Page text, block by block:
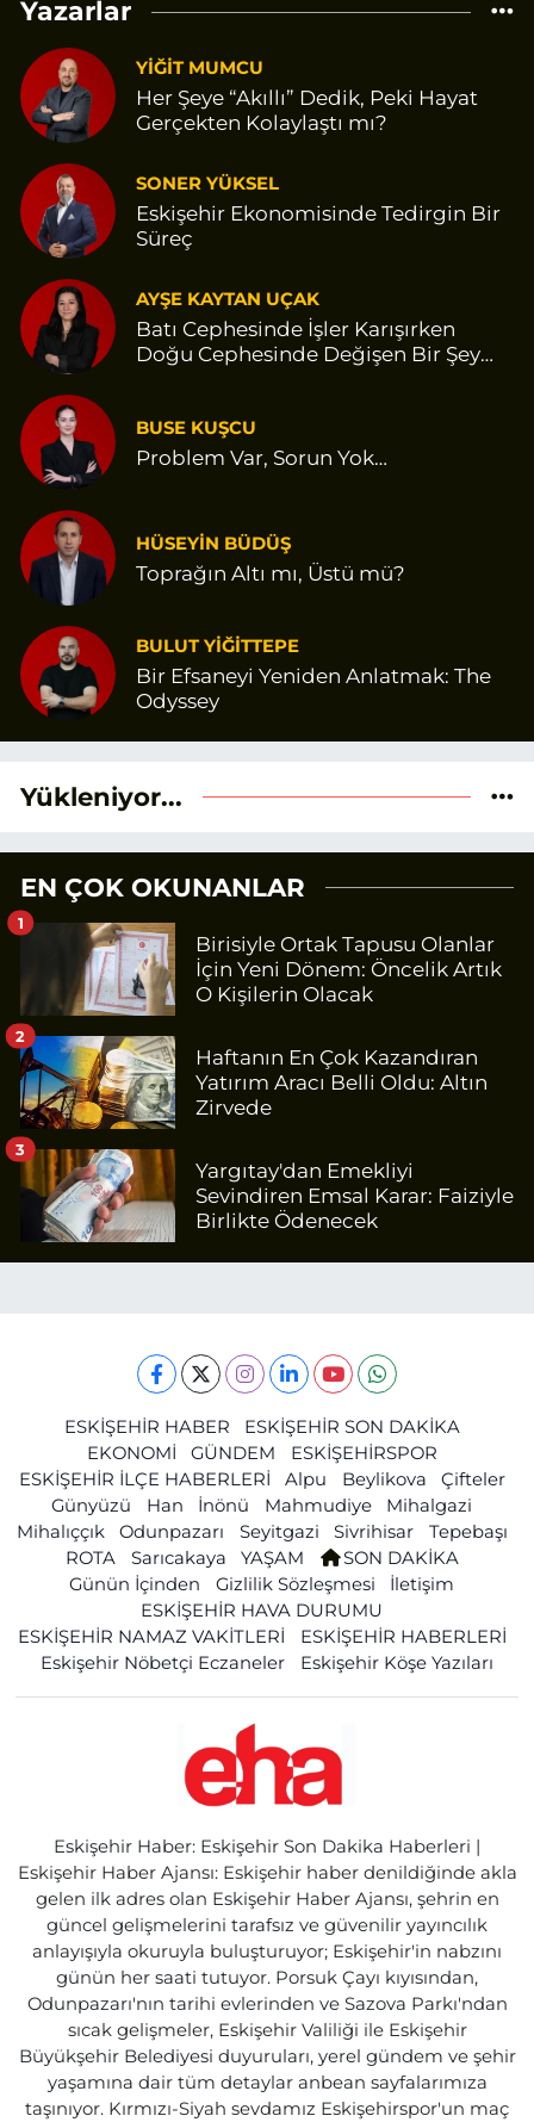
Yazarlar
YİĞİT MUMCU
Her Şeye “Akıllı” Dedik, Peki Hayat
Gerçekten Kolaylaştı mı?
SONER YÜKSEL
Eskişehir Ekonomisinde Tedirgin Bir
Süreç
AYŞE KAYTAN UÇAK
Batı Cephesinde İşler Karışırken
Doğu Cephesinde Değişen Bir Şey
BUSE KUŞCU
Problem Var, Sorun Yok…
HÜSEYİN BÜDÜŞ
Toprağın Altı mı, Üstü mü?
BULUT YİĞİTTEPE
Bir Efsaneyi Yeniden Anlatmak: The
Odyssey
Yükleniyor...
EN ÇOK OKUNANLAR
Birisiyle Ortak Tapusu Olanlar
İçin Yeni Dönem: Öncelik Artık
O Kişilerin Olacak
1
Haftanın En Çok Kazandıran
Yatırım Aracı Belli Oldu: Altın
Zirvede
2
Yargıtay'dan Emekliyi
Sevindiren Emsal Karar: Faiziyle
Birlikte Ödenecek
3
ESKİŞEHİR HABER
ESKİŞEHİR SON DAKİKA
EKONOMİ
GÜNDEM
ESKİŞEHİRSPOR
ESKİŞEHİR İLÇE HABERLERİ
Alpu Beylikova
Çifteler
Günyüzü
Han İnönü Mahmudiye
Mihalgazi
Mihalıççık
Odunpazarı Seyitgazi Sivrihisar
Tepebaşı
ROTA
Sarıcakaya YAŞAM
SON DAKİKA
Günün İçinden
Gizlilik Sözleşmesi
İletişim
ESKİŞEHİR HAVA DURUMU
ESKİŞEHİR NAMAZ VAKİTLERİ
ESKİŞEHİR HABERLERİ
Eskişehir Nöbetçi Eczaneler
Eskişehir Köşe Yazıları
Eskişehir Haber: Eskişehir Son Dakika Haberleri |
Eskişehir Haber Ajansı: Eskişehir haber denildiğinde akla
gelen ilk adres olan Eskişehir Haber Ajansı, şehrin en
güncel gelişmelerini tarafsız ve güvenilir yayıncılık
anlayışıyla okuruyla buluşturuyor; Eskişehir'in nabzını
günün her saati tutuyor. Porsuk Çayı kıyısından,
Odunpazarı'nın tarihi evlerinden ve Sazova Parkı'ndan
sıcak gelişmeler, Eskişehir Valiliği ile Eskişehir
Büyükşehir Belediyesi duyuruları, yerel gündem ve şehir
yaşamına dair tüm detaylar anbean sayfalarımıza
taşınıyor. Kırmızı-Siyah sevdamız Eskişehirspor'un maç